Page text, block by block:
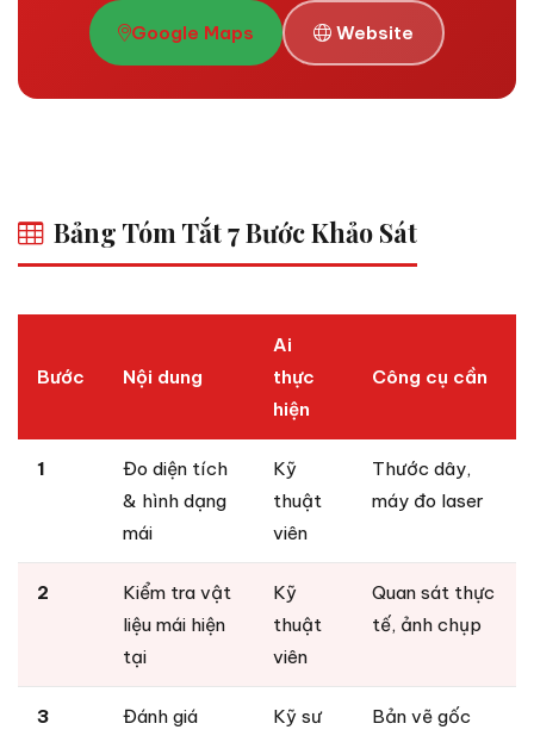
Google Maps Website
Bảng Tóm Tắt 7 Bước Khảo Sát
Bước Nội dung
Ai
thực
hiện
Công cụ cần
1
Đo diện tích
& hình dạng
mái
Kỹ
thuật
viên
Thước dây,
máy đo laser
2
Kiểm tra vật
liệu mái hiện
tại
Kỹ
thuật
viên
Quan sát thực
tế, ảnh chụp
3
Đánh giá
Kỹ sư
Bản vẽ gốc